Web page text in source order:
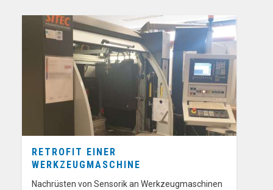
RETROFIT EINER
WERKZEUGMASCHINE
Nachrüsten von Sensorik an Werkzeugmaschinen